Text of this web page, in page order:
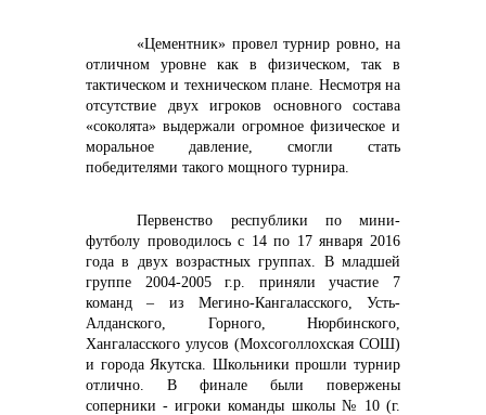
«Цементник» провел турнир ровно, на
отличном уровне как в физическом, так в
тактическом и техническом плане. Несмотря на
отсутствие двух игроков основного состава
«соколята» выдержали огромное физическое и
моральное давление, смогли стать
победителями такого мощного турнира.
Первенство республики по мини-
футболу проводилось с 14 по 17 января 2016
года в двух возрастных группах. В младшей
группе 2004-2005 г.р. приняли участие 7
команд – из Мегино-Кангаласского, Усть-
Алданского, Горного, Нюрбинского,
Хангаласского улусов (Мохсоголлохская СОШ)
и города Якутска. Школьники прошли турнир
отлично. В финале были повержены
соперники - игроки команды школы № 10 (г.